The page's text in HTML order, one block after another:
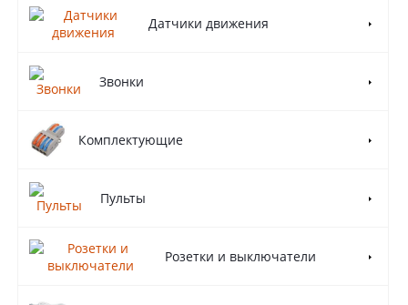
Датчики движения
Звонки
Комплектующие
Пульты
Розетки и выключатели